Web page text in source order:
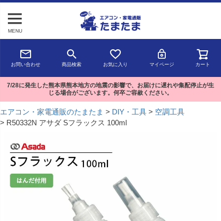
MENU
お問い合わせ 商品検索 お気に入り マイページ カート
7/28に発生した熊本県熊本地方の地震の影響で、お届けに遅れや集配停止が生
じる場合がございます。何卒ご容赦ください。
エアコン・家電通販のたまたま DIY・工具
空調工具
R50332N アサダ Sフラックス 100ml